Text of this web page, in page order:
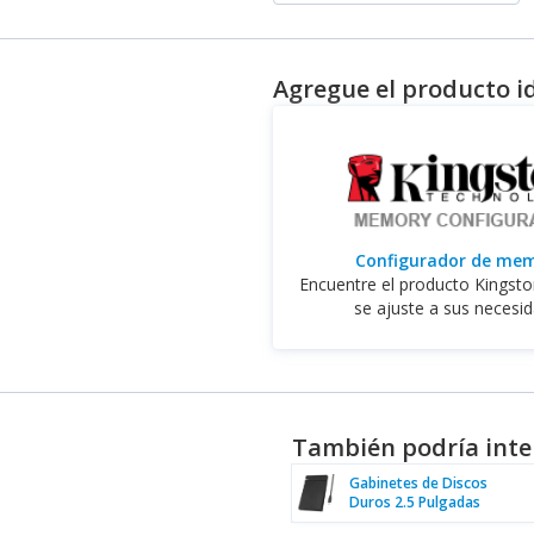
Agregue el producto
Configurador de
Encuentre el producto
se ajuste a sus
También podría
Gabinetes de Discos
Duros 2.5 Pulgadas